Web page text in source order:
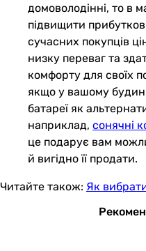
домоволодінні, то в
підвищити
сучасних покупців
низку переваг та
комфорту для своїх
якщо у вашому
батареї як
наприклад, сонячні
це подарує вам
й вигідно її продати.
Читайте також: Як